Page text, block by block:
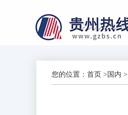
您的位置： 首页 > 国内 >